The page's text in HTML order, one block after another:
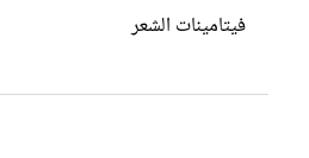
فيتامينات الشعر